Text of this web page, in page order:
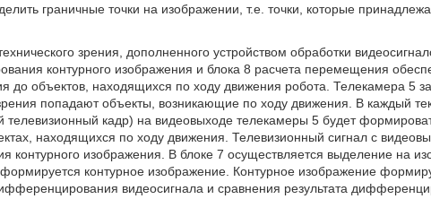
граничные точки на изображении, т.е. точки, которые
зрения, дополненного устройством обработки
контурного изображения и блока 8 расчета перемещения
до объектов, находящихся по ходу движения робота. Телекамера 5
попадают объекты, возникающие по ходу движения. В каждый
телевизионный кадр) на видеовыходе телекамеры 5 будет
находящихся по ходу движения. Телевизионный сигнал с
контурного изображения. В блоке 7 осуществляется выделение на
контурное изображение. Контурное изображение
видеосигнала и сравнения результата